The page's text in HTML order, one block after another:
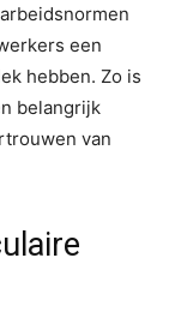
een
hebben. Zo is
belangrijk
van